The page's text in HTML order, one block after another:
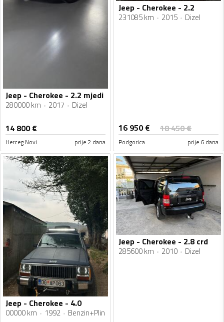
Jeep - Cherokee - 2.2 mjedi
280000 km 2017 Dizel
14 800€
Herceg Novi prije 2 dana
Jeep - Cherokee - 2.2
231085 km 2015 Dizel
16 950€ 18 450€
Podgorica prije 6 dana
Jeep - Cherokee - 4.0
00000 km 1992 Benzin+Plin
Jeep - Cherokee - 2.8 crd
285600 km 2010 Dizel